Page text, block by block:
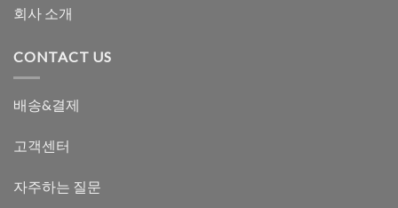
회사 소개
CONTACT US
배송&결제
고객센터
자주하는 질문